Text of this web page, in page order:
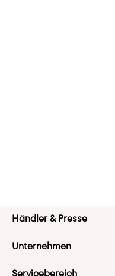
Händler & Presse
Unternehmen